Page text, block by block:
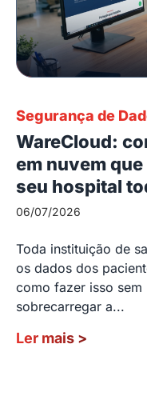
Segurança de
WareCloud:
em nuvem
seu hospital
06/07/2026
Toda instituição de
os dados dos
como fazer isso sem
sobrecarregar a...
Ler mais >